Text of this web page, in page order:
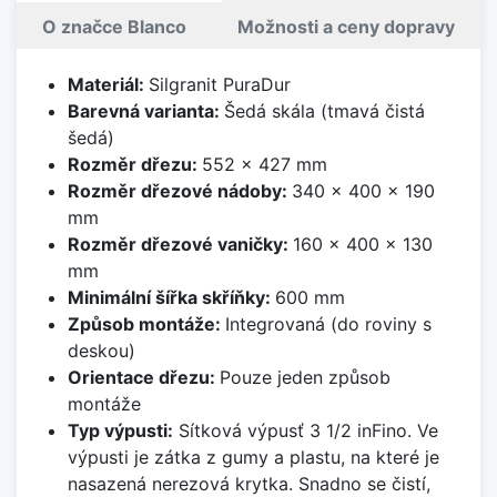
O značce Blanco Možnosti a ceny dopravy
Materiál: Silgranit PuraDur
Barevná varianta: Šedá skála (tmavá čistá
šedá)
Rozměr dřezu: 552 x 427 mm
Rozměr dřezové nádoby: 340 x 400 x 190
mm
Rozměr dřezové vaničky: 160 x 400 x 130
mm
Minimální šířka skříňky: 600 mm
Způsob montáže: Integrovaná (do roviny s
deskou)
Orientace dřezu: Pouze jeden způsob
montáže
Typ výpusti: Sítková výpusť 3 1/2 inFino. Ve
výpusti je zátka z gumy a plastu, na které je
nasazená nerezová krytka. Snadno se čistí,